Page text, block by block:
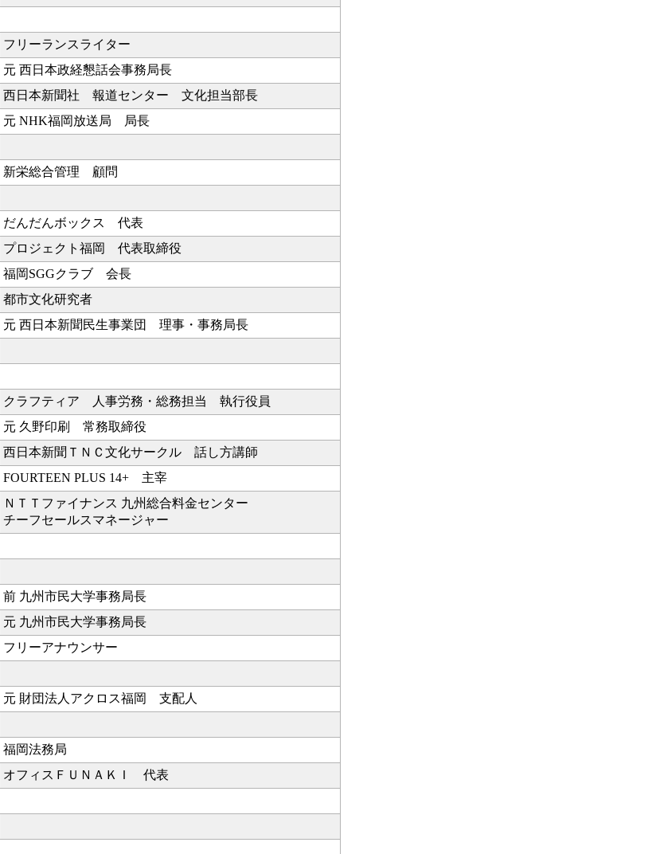
フリーランスライター
元 西日本政経懇話会事務局長
西日本新聞社 報道センター 文化担当部長
元 NHK福岡放送局 局長
新栄総合管理 顧問
だんだんボックス 代表
プロジェクト福岡 代表取締役
福岡SGGクラブ 会長
都市文化研究者
元 西日本新聞民生事業団 理事・事務局長
クラフティア 人事労務・総務担当 執行役員
元 久野印刷 常務取締役
西日本新聞ＴＮＣ文化サークル 話し方講師
FOURTEEN PLUS 14+ 主宰
ＮＴＴファイナンス 九州総合料金センター
チーフセールスマネージャー
前 九州市民大学事務局長
元 九州市民大学事務局長
フリーアナウンサー
元 財団法人アクロス福岡 支配人
福岡法務局
オフィスＦＵＮＡＫＩ 代表